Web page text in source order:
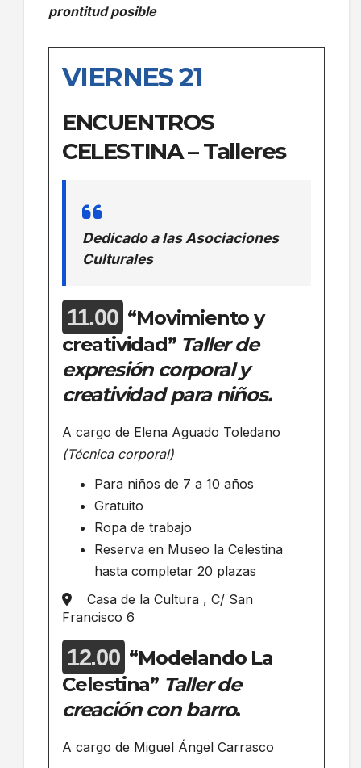
prontitud posible
VIERNES 21
ENCUENTROS
CELESTINA – Talleres
Dedicado a las Asociaciones
Culturales
11.00 “Movimiento y
creatividad” Taller de
expresión corporal y
creatividad para niños.
A cargo de Elena Aguado Toledano
(Técnica corporal)
Para niños de 7 a 10 años
Gratuito
Ropa de trabajo
Reserva en Museo la Celestina
hasta completar 20 plazas
Casa de la Cultura , C/ San
Francisco 6
12.00 “Modelando La
Celestina” Taller de
creación con barro.
A cargo de Miguel Ángel Carrasco